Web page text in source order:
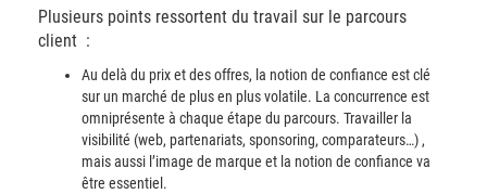
Plusieurs points ressortent du travail sur le parcours
client :
Au delà du prix et des offres, la notion de confiance est clé
sur un marché de plus en plus volatile. La concurrence est
omniprésente à chaque étape du parcours. Travailler la
visibilité (web, partenariats, sponsoring, comparateurs…) ,
mais aussi l’image de marque et la notion de confiance va
être essentiel.